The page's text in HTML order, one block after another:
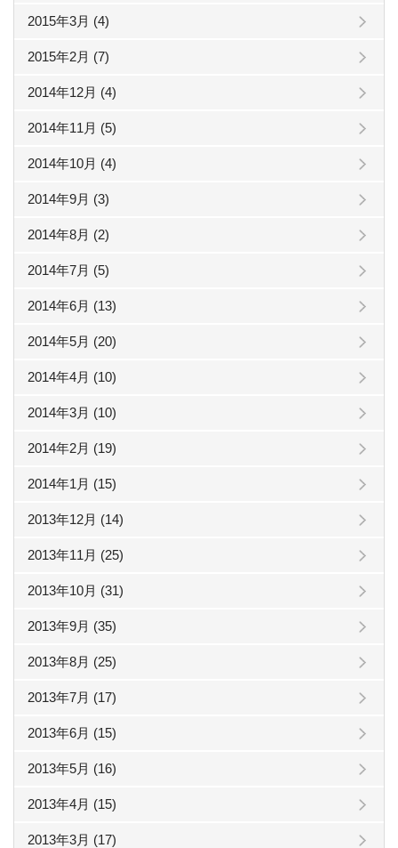
2015年3月 (4)
2015年2月 (7)
2014年12月 (4)
2014年11月 (5)
2014年10月 (4)
2014年9月 (3)
2014年8月 (2)
2014年7月 (5)
2014年6月 (13)
2014年5月 (20)
2014年4月 (10)
2014年3月 (10)
2014年2月 (19)
2014年1月 (15)
2013年12月 (14)
2013年11月 (25)
2013年10月 (31)
2013年9月 (35)
2013年8月 (25)
2013年7月 (17)
2013年6月 (15)
2013年5月 (16)
2013年4月 (15)
2013年3月 (17)